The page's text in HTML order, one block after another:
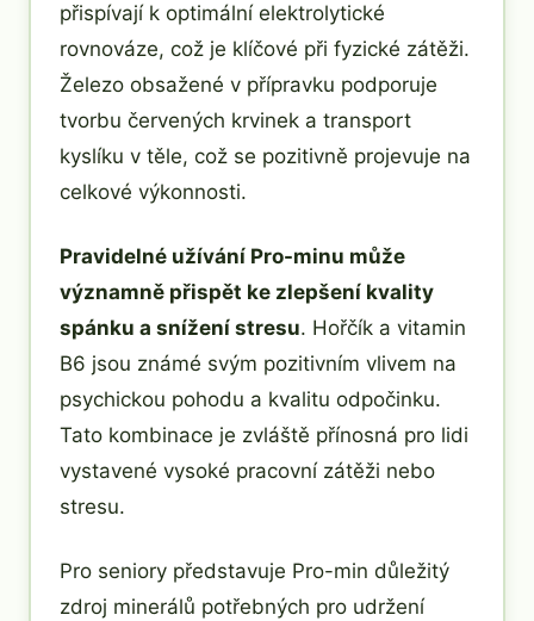
přispívají k optimální elektrolytické
rovnováze, což je klíčové při fyzické zátěži.
Železo obsažené v přípravku podporuje
tvorbu červených krvinek a transport
kyslíku v těle, což se pozitivně projevuje na
celkové výkonnosti.
Pravidelné užívání Pro-minu může
významně přispět ke zlepšení kvality
spánku a snížení stresu. Hořčík a vitamin
B6 jsou známé svým pozitivním vlivem na
psychickou pohodu a kvalitu odpočinku.
Tato kombinace je zvláště přínosná pro lidi
vystavené vysoké pracovní zátěži nebo
stresu.
Pro seniory představuje Pro-min důležitý
zdroj minerálů potřebných pro udržení